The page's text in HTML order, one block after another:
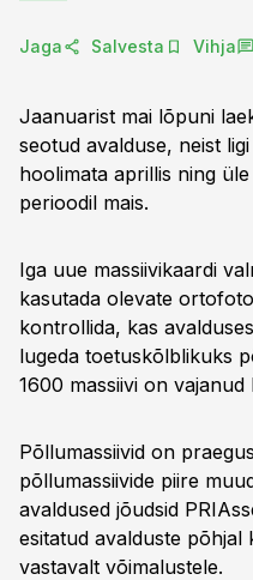
Jaga Salvesta Vihja
Jaanuarist mai lõpuni
seotud avalduse, neist
hoolimata aprillis ning
perioodil mais.
Iga uue massiivikaardi
kasutada olevate
kontrollida, kas
lugeda toetuskõlblikuks
1600 massiivi on
Põllumassiivid on
põllumassiivide piire
avaldused jõudsid
esitatud avalduste põhjal
vastavalt võimalustele.